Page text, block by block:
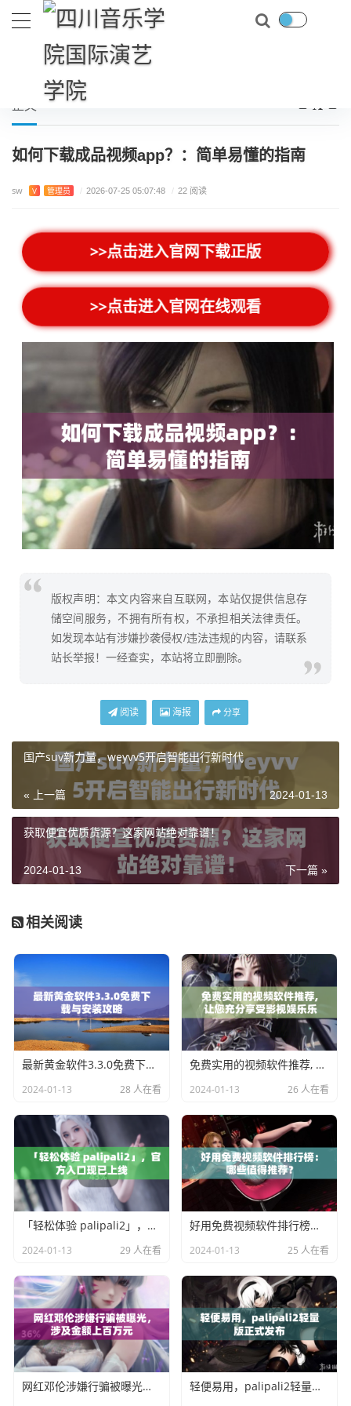
当前位置： 首页 上市新游
正文
如何下载成品视频app？：简单易懂的指南
sw V 管理员 / 2026-07-25 05:07:48 / 22 阅读
>>点击进入官网下载正版
>>点击进入官网在线观看
版权声明：本文内容来自互联网，本站仅提供信息存
储空间服务，不拥有所有权，不承担相关法律责任。
如发现本站有涉嫌抄袭侵权/违法违规的内容，请联系
站长举报！一经查实，本站将立即删除。
阅读 海报 分享
国产suv新力量，weyvv5开启智能出行新时代
« 上一篇 2024-01-13
获取便宜优质货源？这家网站绝对靠谱！
下一篇 »
2024-01-13
相关阅读
最新黄金软件3.3.0免费下载与安装攻略
2024-01-13 28 人在看
免费实用的视频软件推荐, 让您充分享受影视娱乐乐趣
2024-01-13 26 人在看
「轻松体验 palipali2」，官方入口现已上线
2024-01-13 29 人在看
好用免费视频软件排行榜：哪些值得推荐？
2024-01-13 25 人在看
网红邓伦涉嫌行骗被曝光，涉及金额上百万元 轻便易用，palipali2轻量版正式发布